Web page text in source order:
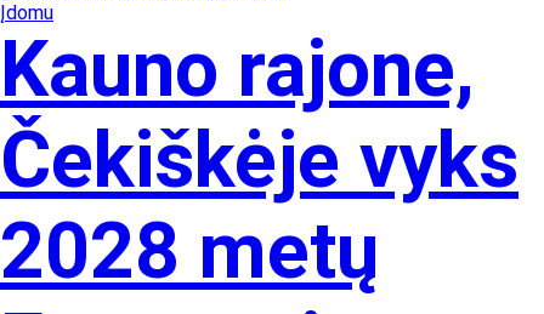
Įdomu
Kauno rajone,
Čekiškėje vyks
2028 metų